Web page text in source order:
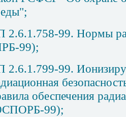
2.6.1.758-99. Нормы
99);
2.6.1.799-99.
обеспечения
99);